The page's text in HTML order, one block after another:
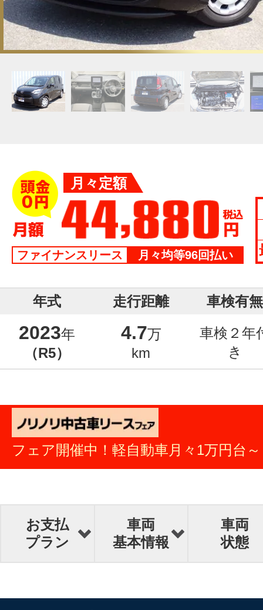
月々定額
ファイナンスリース 月々均等96回払い
年式 走行距離 車検有無
2023年
（R5）
4.7万
km
車検２年
き
フェア開催中！軽自動車月々1万円台～
お支払
プラン
車両
基本情報
車両
状態